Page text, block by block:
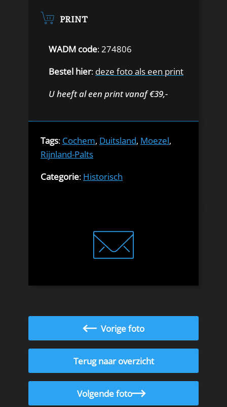
PRINT
WADM code: 274806
Bestel hier: deze foto als een print
U heeft al een print vanaf €39,-
Tags: Cochem, Duitsland, Moezel,
Rijnland-Palts
Categorie: Historisch
Vorige foto
Terug naar overzicht
Volgende foto